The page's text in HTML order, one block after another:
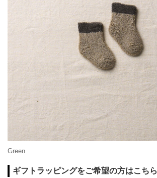
Green
ギフトラッピングをご希望の方はこちら